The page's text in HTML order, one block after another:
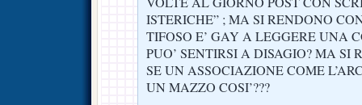
ISTERICHE” ; MA SI RENDONO
TIFOSO E’ GAY A LEGGERE UNA
PUO’ SENTIRSI A DISAGIO? MA SI
SE UN ASSOCIAZIONE COME
UN MAZZO COSI’???